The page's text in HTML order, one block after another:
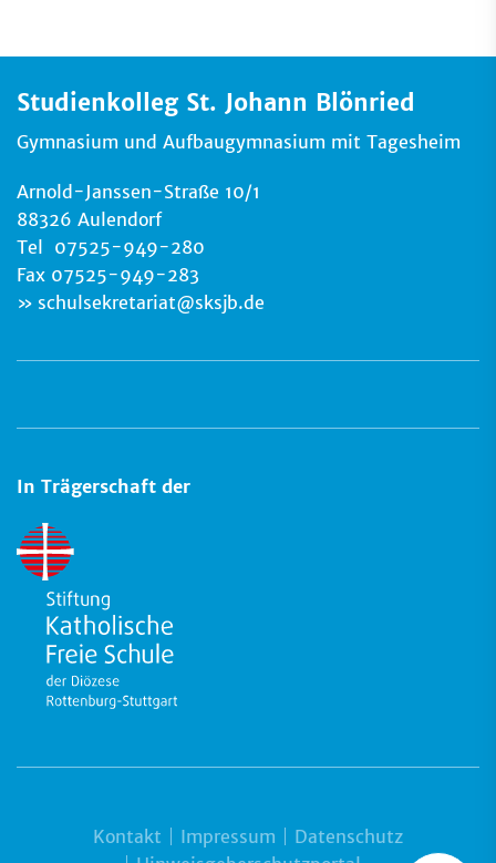
Studienkolleg St. Johann Blönried
Gymnasium und Aufbaugymnasium mit Tagesheim
Arnold-Janssen-Straße 10/1
88326 Aulendorf
Tel 07525-949-280
Fax 07525-949-283
schulsekretariat@sksjb.de
In Trägerschaft der
Kontakt Impressum
Datenschutz